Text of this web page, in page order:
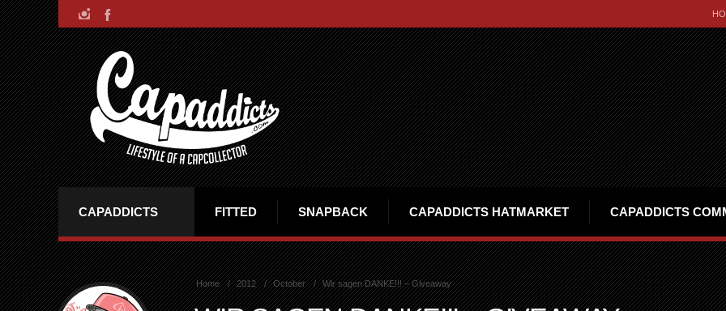
CAPADDICTS FITTED SNAPBACK CAPADDICTS HATMARKET CAPADDICTS
Home 2012 October Wir sagen DANKE!!! – Giveaway